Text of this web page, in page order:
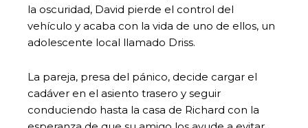
la oscuridad, David pierde el control del
vehículo y acaba con la vida de uno de ellos, un
adolescente local llamado Driss.
La pareja, presa del pánico, decide cargar el
cadáver en el asiento trasero y seguir
conduciendo hasta la casa de Richard con la